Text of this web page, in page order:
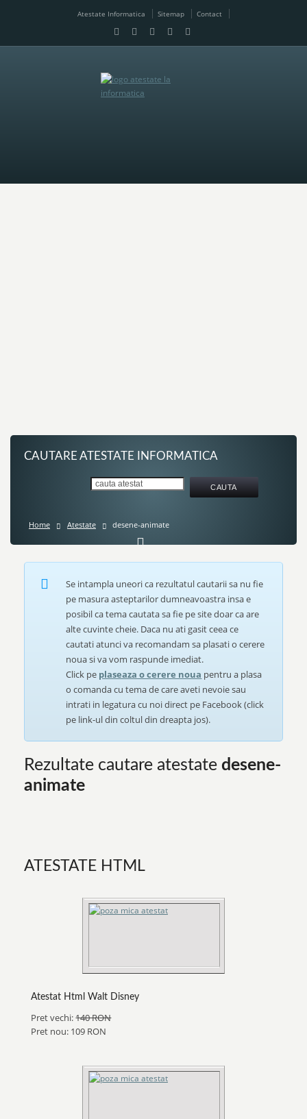
Atestate Informatica Sitemap Contact
CAUTARE ATESTATE INFORMATICA
Home Atestate desene-animate
Se intampla uneori ca rezultatul cautarii sa nu fie
pe masura asteptarilor dumneavoastra insa e
posibil ca tema cautata sa fie pe site doar ca are
alte cuvinte cheie. Daca nu ati gasit ceea ce
cautati atunci va recomandam sa plasati o cerere
noua si va vom raspunde imediat.
Click pe plaseaza o cerere noua pentru a plasa
o comanda cu tema de care aveti nevoie sau
intrati in legatura cu noi direct pe Facebook (click
pe link-ul din coltul din dreapta jos).
Rezultate cautare atestatedesene-
animate
ATESTATE HTML
Atestat Html Walt Disney
Pret vechi:140 RON
Pret nou: 109 RON